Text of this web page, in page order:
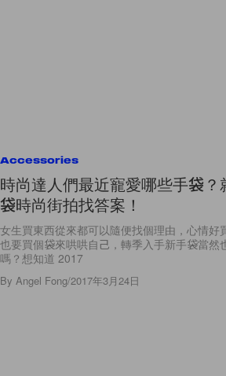
Accessories
時尚達人們最近寵愛哪些手袋
袋時尚街拍找答案！
女生買東西從來都可以隨便找個理由，心情好
也要買個袋來哄哄自己，轉季入手新手袋當然
嗎？想知道 2017
By Angel Fong/2017年3月24日